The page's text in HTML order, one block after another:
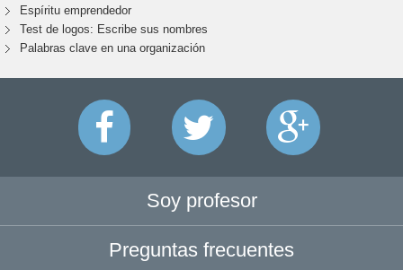
Espíritu emprendedor
Test de logos: Escribe sus nombres
Palabras clave en una organización
Soy profesor
Preguntas frecuentes